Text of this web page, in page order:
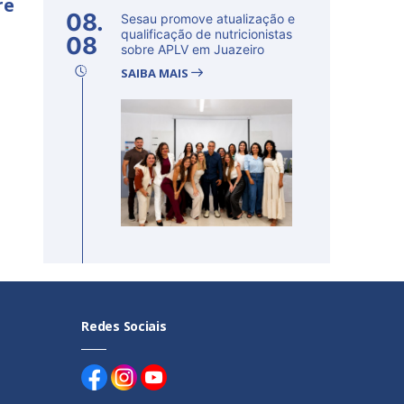
08.
08
Sesau promove atualização e
qualificação de nutricionistas
sobre APLV em Juazeiro
SAIBA MAIS
Redes Sociais